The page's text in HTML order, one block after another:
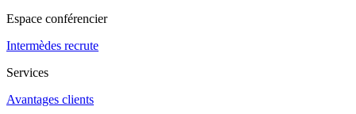
Espace conférencier
Intermèdes recrute
Services
Avantages clients